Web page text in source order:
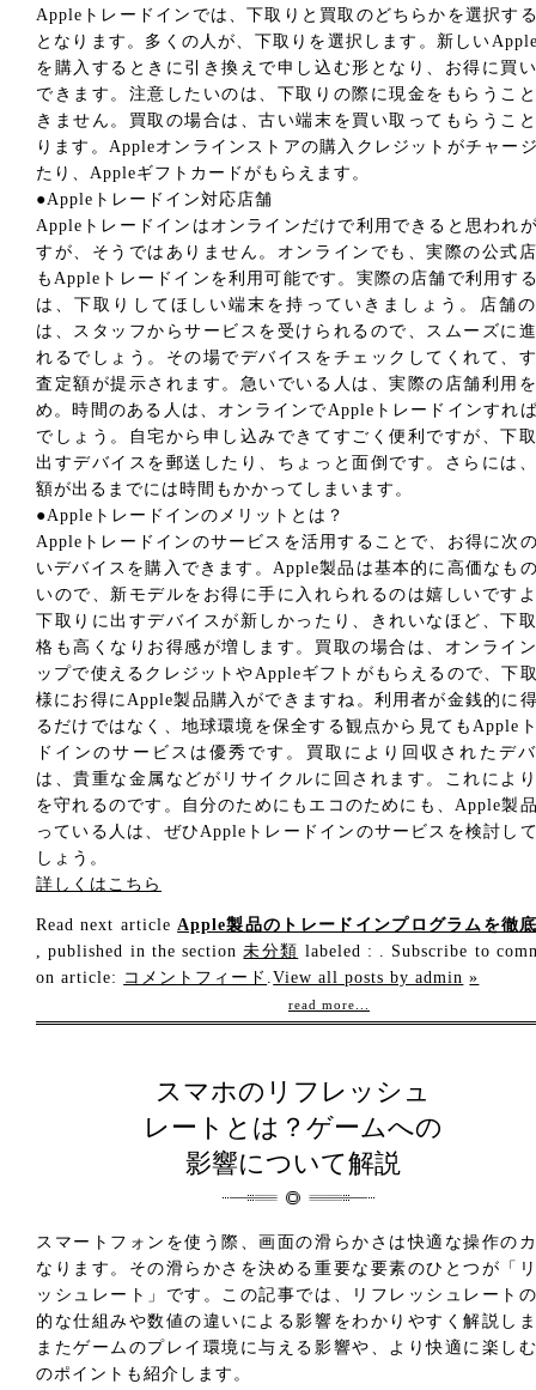
Appleトレードインでは、下取りと買取のどちらかを選択す
となります。多くの人が、下取りを選択します。新しい
を購入するときに引き換えで申し込む形となり、お得に買
できます。注意したいのは、下取りの際に現金をもらうこ
きません。買取の場合は、古い端末を買い取ってもらうこ
ります。Appleオンラインストアの購入クレジットがチャー
たり、Appleギフトカードがもらえます。
●Appleトレードイン対応店舗
Appleトレードインはオンラインだけで利用できると思われ
すが、そうではありません。オンラインでも、実際の公式
もAppleトレードインを利用可能です。実際の店舗で利用す
は、下取りしてほしい端末を持っていきましょう。店舗
は、スタッフからサービスを受けられるので、スムーズに
れるでしょう。その場でデバイスをチェックしてくれて、
査定額が提示されます。急いでいる人は、実際の店舗利用
め。時間のある人は、オンラインでAppleトレードインすれ
でしょう。自宅から申し込みできてすごく便利ですが、下
出すデバイスを郵送したり、ちょっと面倒です。さらには
額が出るまでには時間もかかってしまいます。
●Appleトレードインのメリットとは？
Appleトレードインのサービスを活用することで、お得に次
いデバイスを購入できます。Apple製品は基本的に高価なも
いので、新モデルをお得に手に入れられるのは嬉しいです
下取りに出すデバイスが新しかったり、きれいなほど、下
格も高くなりお得感が増します。買取の場合は、オンライ
ップで使えるクレジットやAppleギフトがもらえるので、下
様にお得にApple製品購入ができますね。利用者が金銭的に
るだけではなく、地球環境を保全する観点から見てもApple
ドインのサービスは優秀です。買取により回収されたデ
は、貴重な金属などがリサイクルに回されます。これによ
を守れるのです。自分のためにもエコのためにも、Apple製
っている人は、ぜひAppleトレードインのサービスを検討し
しょう。
詳しくはこちら
Read next article Apple製品のトレードインプログラムを徹
, published in the section未分類 labeled : . Subscribe to
on article: コメントフィード .View all posts by admin »
read more...
スマホのリフレッシュ
レートとは？ゲームへの
影響について解説
スマートフォンを使う際、画面の滑らかさは快適な操作の
なります。その滑らかさを決める重要な要素のひとつが「
ッシュレート」です。この記事では、リフレッシュレート
的な仕組みや数値の違いによる影響をわかりやすく解説し
またゲームのプレイ環境に与える影響や、より快適に楽し
のポイントも紹介します。